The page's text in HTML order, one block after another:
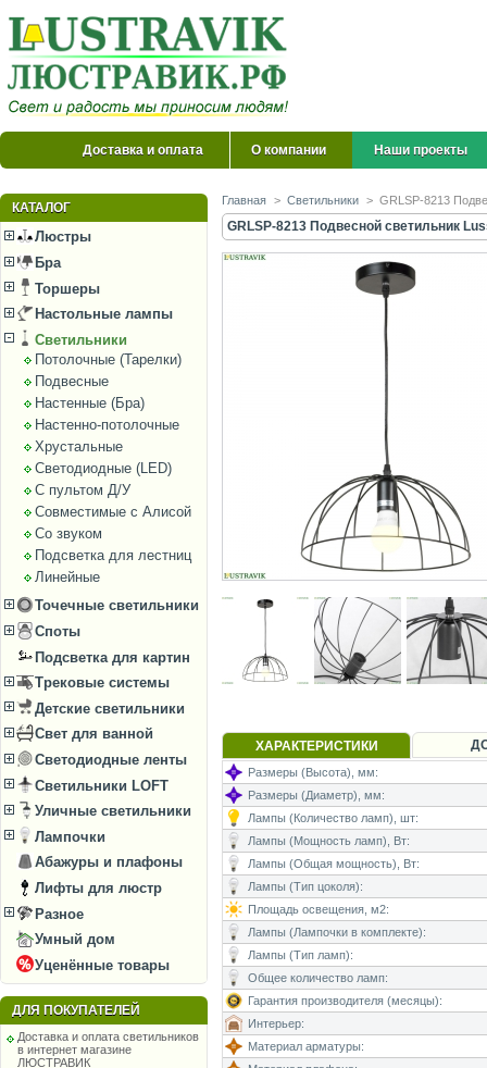
Доставка и оплата О компании Наши проекты
КАТАЛОГ
Люстры
Бра
Торшеры
Настольные лампы
Светильники
Потолочные (Тарелки)
Подвесные
Настенные (Бра)
Настенно-потолочные
Хрустальные
Светодиодные (LED)
С пультом Д/У
Совместимые с Алисой
Со звуком
Подсветка для лестниц
Линейные
Точечные светильники
Споты
Подсветка для картин
Трековые системы
Детские светильники
Свет для ванной
Светодиодные ленты
Светильники LOFT
Уличные светильники
Лампочки
Абажуры и плафоны
Лифты для люстр
Разное
Умный дом
Уценённые товары
ДЛЯ ПОКУПАТЕЛЕЙ
Доставка и оплата светильников
в интернет магазине
ЛЮСТРАВИК
Главная > Светильники > GRLSP-8213
GRLSP-8213 Подвесной светильник
ХАРАКТЕРИСТИКИ
Размеры (Высота), мм:
Размеры (Диаметр), мм:
Лампы (Количество ламп), шт:
Лампы (Мощность ламп), Вт:
Лампы (Общая мощность), Вт:
Лампы (Тип цоколя):
Площадь освещения, м2:
Лампы (Лампочки в комплекте):
Лампы (Тип ламп):
Общее количество ламп:
Гарантия производителя (месяцы):
Интерьер:
Материал арматуры: